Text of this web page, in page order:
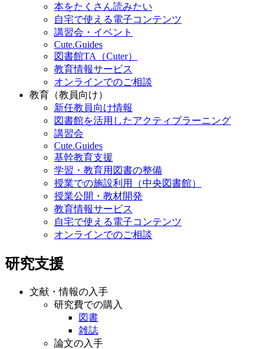
本をたくさん読みたい
自宅で使える電子コンテンツ
講習会・イベント
Cute.Guides
図書館TA（Cuter）
教育情報サービス
オンラインでのご相談
教育（教員向け）
新任教員向け情報
図書館を活用したアクティブラーニング
講習会
Cute.Guides
基幹教育支援
学習・教育用図書の整備
授業での施設利用（中央図書館）
授業公開・教材開発
教育情報サービス
自宅で使える電子コンテンツ
オンラインでのご相談
研究支援
文献・情報の入手
研究費での購入
図書
雑誌
論文の入手